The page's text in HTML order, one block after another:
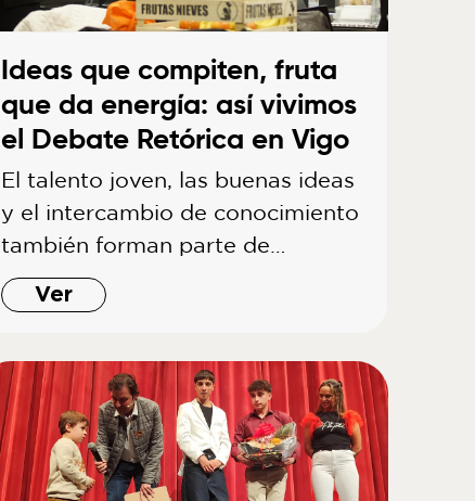
Ideas que compiten, fruta
que da energía: así vivimos
el Debate Retórica en Vigo
El talento joven, las buenas ideas
y el intercambio de conocimiento
también forman parte de…
Ver